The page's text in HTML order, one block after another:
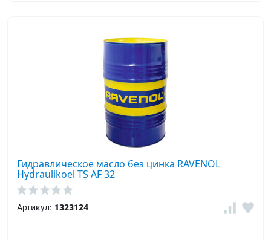
Гидравлическое масло без цинка RAVENOL
Hydraulikoel TS AF 32
Артикул: 1323124